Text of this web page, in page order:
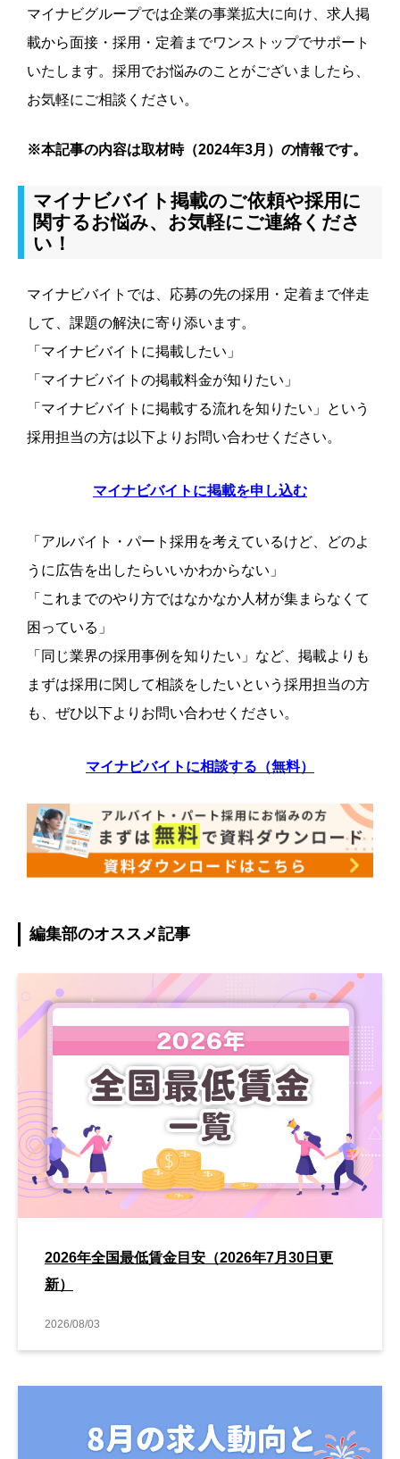
マイナビグループでは企業の事業拡大に向け、求人掲
載から面接・採用・定着までワンストップでサポート
いたします。採用でお悩みのことがございましたら、
お気軽にご相談ください。
※本記事の内容は取材時（2024年3月）の情報です。
マイナビバイト掲載のご依頼や採用に
関するお悩み、お気軽にご連絡くださ
い！
マイナビバイトでは、応募の先の採用・定着まで伴走
して、課題の解決に寄り添います。
「マイナビバイトに掲載したい」
「マイナビバイトの掲載料金が知りたい」
「マイナビバイトに掲載する流れを知りたい」という
採用担当の方は以下よりお問い合わせください。
マイナビバイトに掲載を申し込む
「アルバイト・パート採用を考えているけど、どのよ
うに広告を出したらいいかわからない」
「これまでのやり方ではなかなか人材が集まらなくて
困っている」
「同じ業界の採用事例を知りたい」など、掲載よりも
まずは採用に関して相談をしたいという採用担当の方
も、ぜひ以下よりお問い合わせください。
マイナビバイトに相談する（無料）
編集部のオススメ記事
2026年全国最低賃金目安（2026年7月30日更
新）
2026/08/03